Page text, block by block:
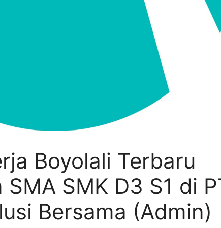
Boyolali Terbaru
SMK D3 S1 di
Bersama (Admin)